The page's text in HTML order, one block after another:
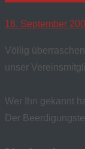
16. September
Völlig
unser
Wer Ihn gekannt
Der